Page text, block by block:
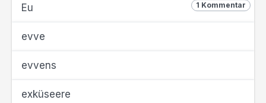
1 Kommentar
Eu
evve
evvens
exküseere